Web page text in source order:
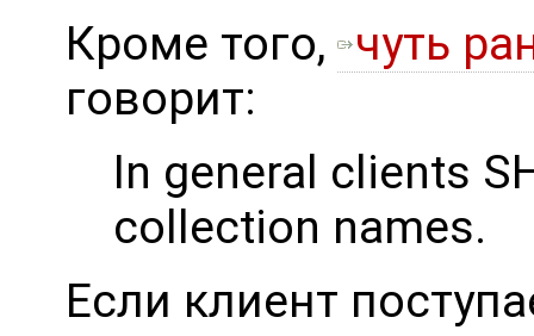
Кроме того,
чуть
говорит:
In general clients
collection names.
Если клиент